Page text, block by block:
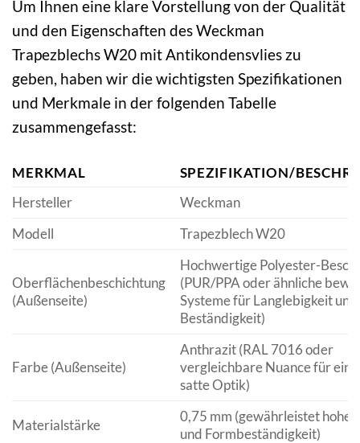
Um Ihnen eine klare Vorstellung von der Qualität
und den Eigenschaften des Weckman
Trapezblechs W20 mit Antikondensvlies zu
geben, haben wir die wichtigsten Spezifikationen
und Merkmale in der folgenden Tabelle
zusammengefasst:
MERKMAL
SPEZIFIKATION/
Hersteller
Weckman
Modell
Trapezblech W20
Oberflächenbeschichtung
(Außenseite)
Hochwertige Polyester-
(PUR/PPA oder ähnliche
Systeme für Langlebigkeit und
Beständigkeit)
Farbe (Außenseite)
Anthrazit (RAL 7016 oder
vergleichbare Nuance für
satte Optik)
Materialstärke
0,75 mm (gewährleistet hohe
und Formbeständigkeit)